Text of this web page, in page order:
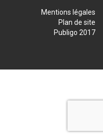
Mentions légales
Plan de site
Publigo 2017